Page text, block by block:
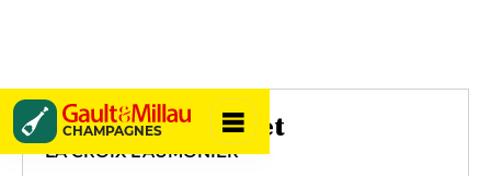
CHAMPAGNES
Penet-Chardonnet
LA CROIX L'AUMONIER